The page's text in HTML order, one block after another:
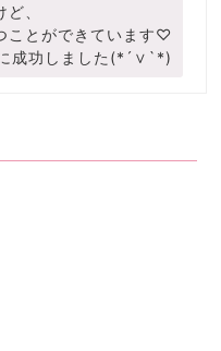
、
ことができています♡
成功しました(*´∨`*)